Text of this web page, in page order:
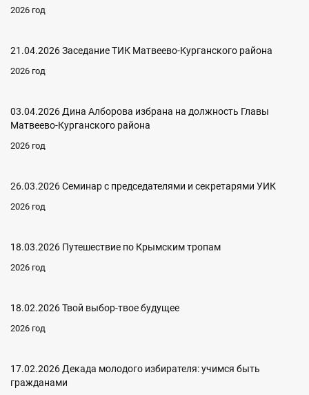
2026 год
21.04.2026 Заседание ТИК Матвеево-Курганского района
2026 год
03.04.2026 Дина Алборова избрана на должность Главы
Матвеево-Курганского района
2026 год
26.03.2026 Семинар с председателями и секретарями УИК
2026 год
18.03.2026 Путешествие по Крымским тропам
2026 год
18.02.2026 Твой выбор-твое будущее
2026 год
17.02.2026 Декада молодого избирателя: учимся быть
гражданами